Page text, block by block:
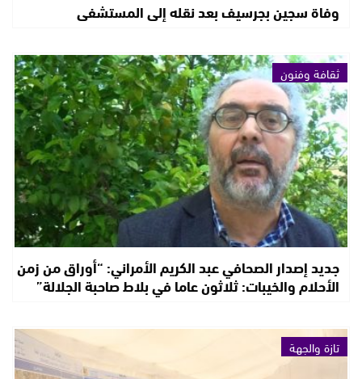
وفاة سجين بجرسيف بعد نقله إلى المستشفى
ثقافة وفنون
جديد إصدار الصحافي عبد الكريم الأمراني: “أوراق من زمن
الأحلام والخيبات: ثلاثون عاما في بلاط صاحبة الجلالة”
تازة والجهة